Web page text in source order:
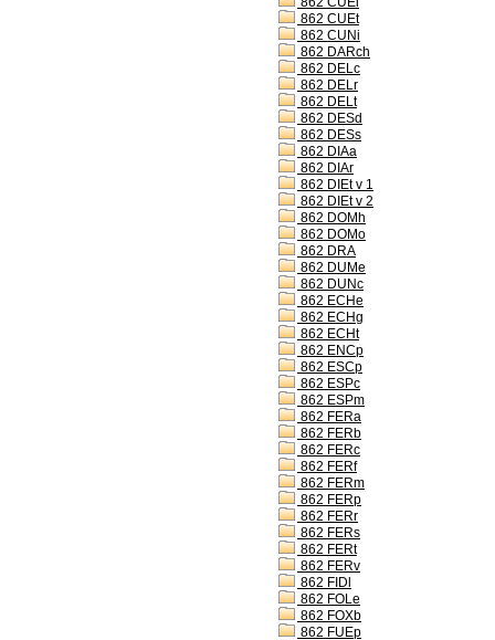
862 CUEt
862 CUNi
862 DARch
862 DELc
862 DELr
862 DELt
862 DESd
862 DESs
862 DIAa
862 DIAr
862 DIEt v 1
862 DIEt v 2
862 DOMh
862 DOMo
862 DRA
862 DUMe
862 DUNc
862 ECHe
862 ECHg
862 ECHt
862 ENCp
862 ESCp
862 ESPc
862 ESPm
862 FERa
862 FERb
862 FERc
862 FERf
862 FERm
862 FERp
862 FERr
862 FERs
862 FERt
862 FERv
862 FIDl
862 FOLe
862 FOXb
862 FUEp